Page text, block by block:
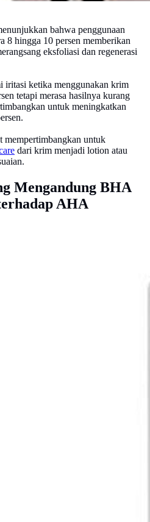
bahwa penggunaan
8 hingga 10 persen memberikan
eksfoliasi dan regenerasi
iritasi ketika menggunakan krim
tetapi merasa hasilnya kurang
untuk meningkatkan
mempertimbangkan untuk
dari krim menjadi lotion atau
Mengandung BHA
AHA